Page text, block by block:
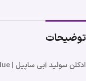
توضیحات
ادکلن سولید آبی ساپیل | Solid Sapil for men blue